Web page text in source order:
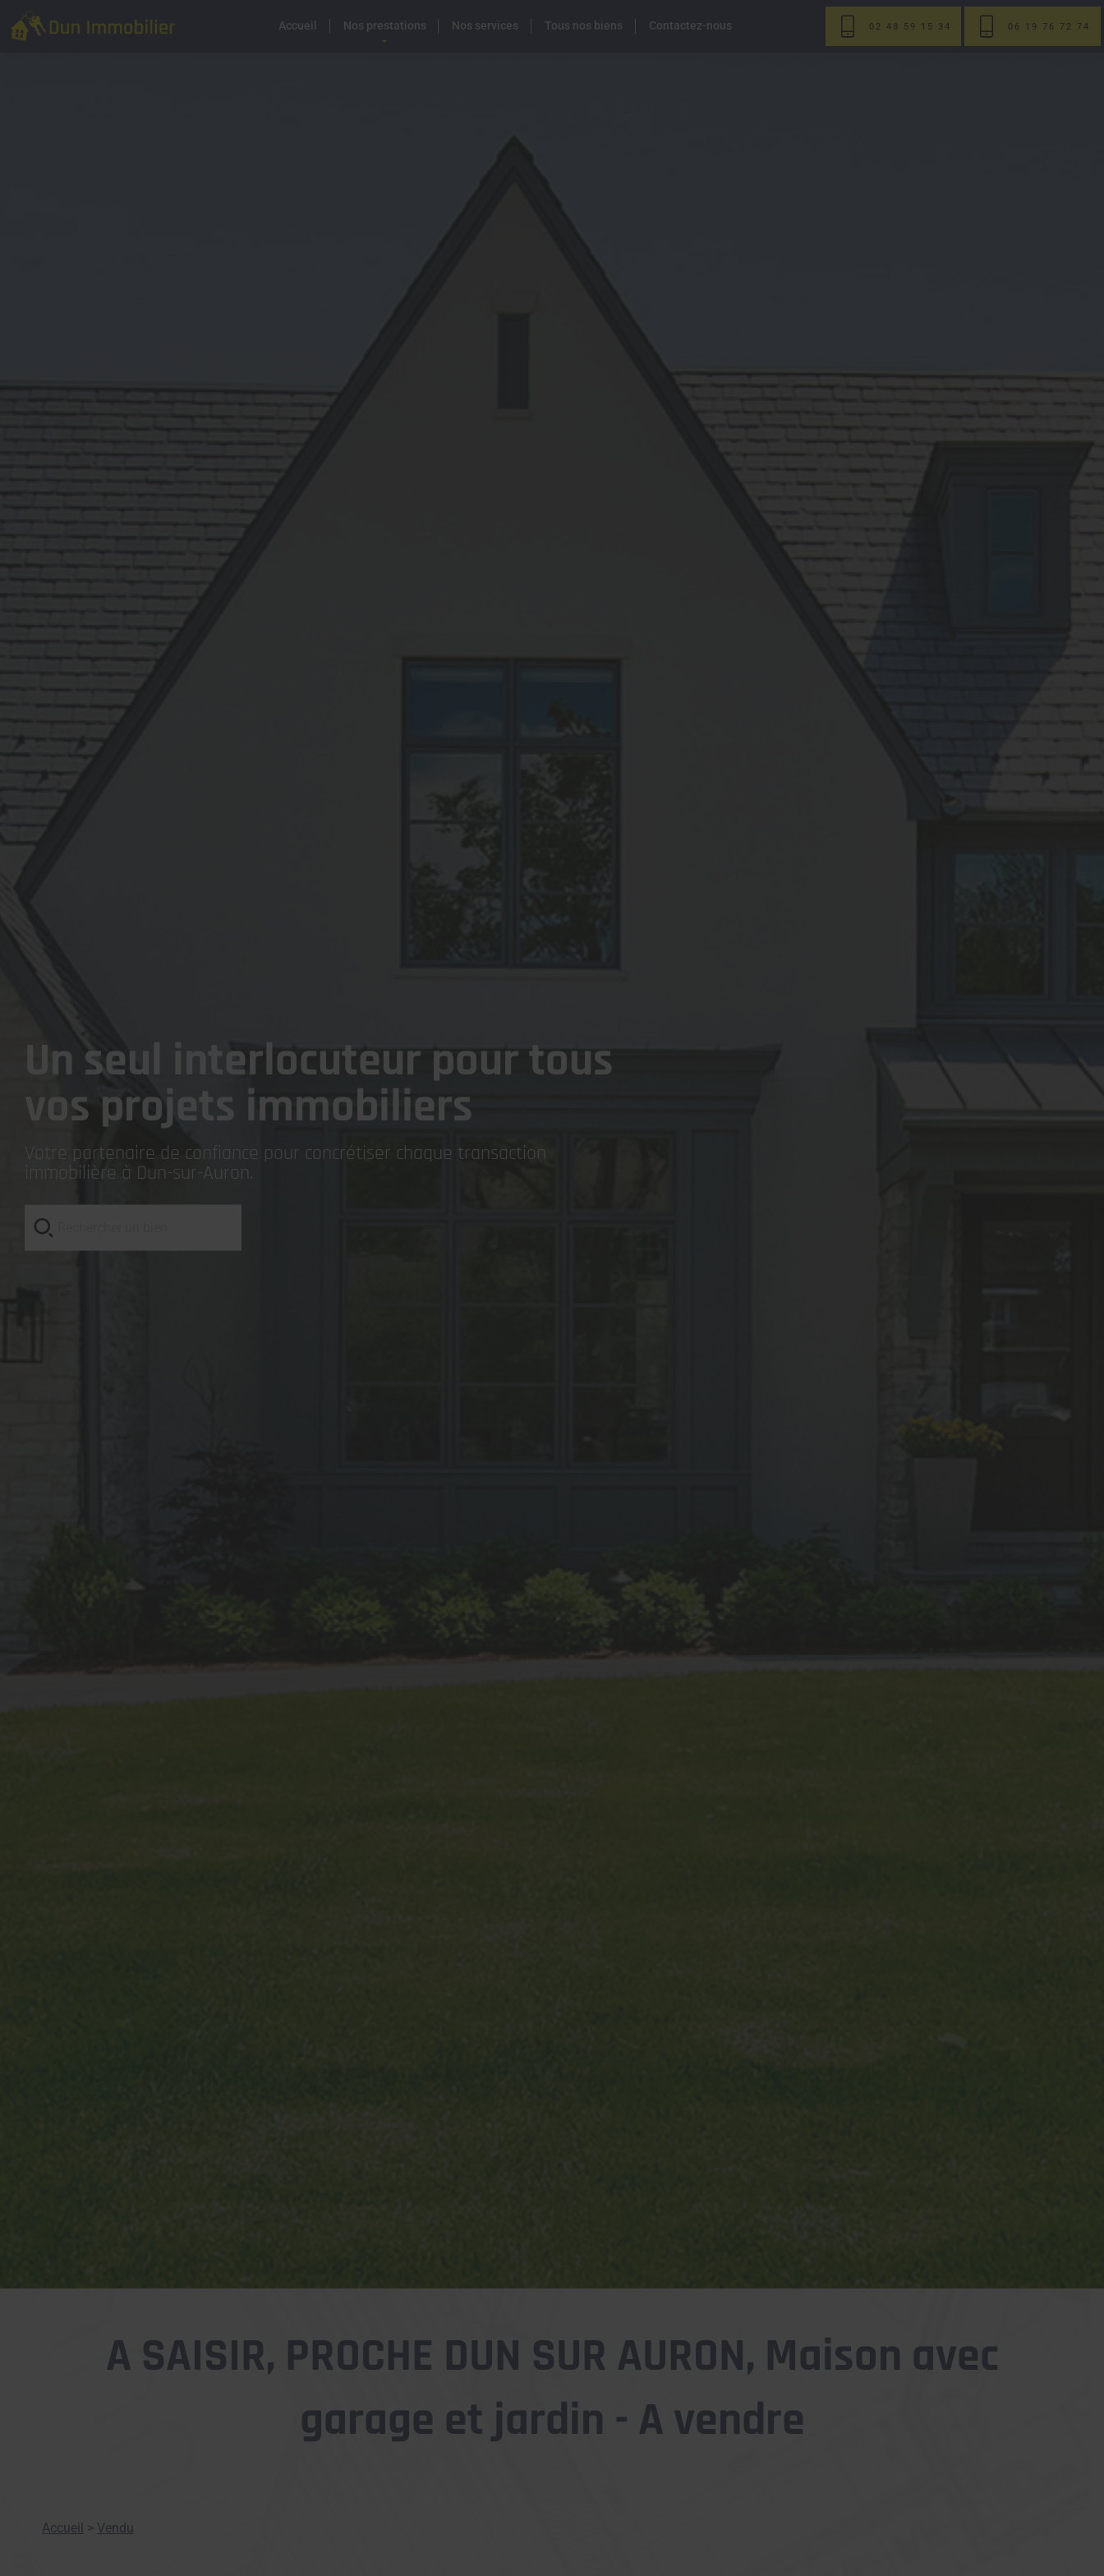
Accueil Nos prestations Nos services Tous nos biens Contactez-nous 02 48 59 15 34 06 19 76 72 74
Un seul interlocuteur pour tous
vos projets immobiliers
Votre partenaire de confiance pour concrétiser chaque transaction
immobilière à Dun-sur-Auron.
A SAISIR, PROCHE DUN SUR AURON, Maison avec
garage et jardin - A vendre
Accueil > Vendu